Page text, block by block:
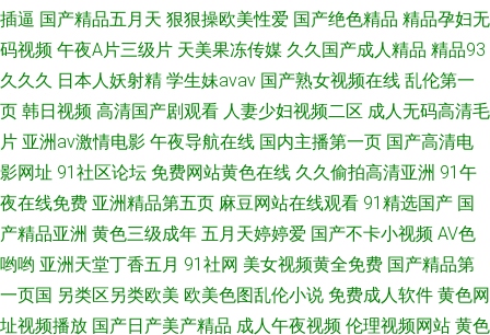
插逼 国产精品五月天 狠狠操欧美性爱 国产绝色精品 精品孕妇无
码视频 午夜A片三级片 天美果冻传媒 久久国产成人精品 精品93
久久久 日本人妖射精 学生妹avav 国产熟女视频在线 乱伦第一
页 韩日视频 高清国产剧观看 人妻少妇视频二区 成人无码高清毛
片 亚洲av激情电影 午夜导航在线 国内主播第一页 国产高清电
影网址 91社区论坛 免费网站黄色在线 久久偷拍高清亚洲 91午
夜在线免费 亚洲精品第五页 麻豆网站在线观看 91精选国产 国
产精品亚洲 黄色三级成年 五月天婷婷爱 国产不卡小视频 AV色
哟哟 亚洲天堂丁香五月 91社网 美女视频黄全免费 国产精品第
一页国 另类区另类欧美 欧美色图乱伦小说 免费成人软件 黄色网
址视频播放 国产日产美产精品 成人午夜视频 伦理视频网站 黄色